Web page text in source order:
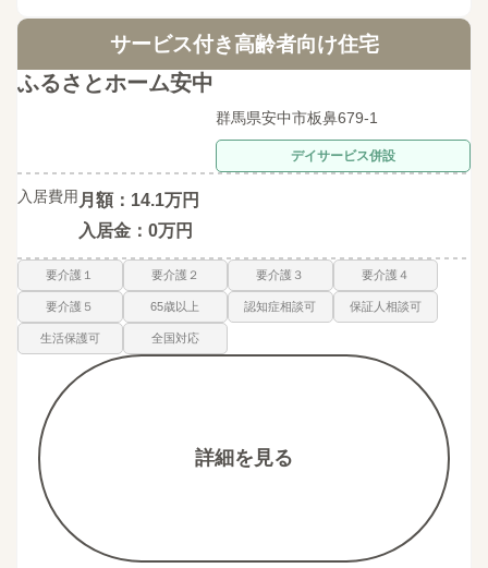
サービス付き高齢者向け住宅
ふるさとホーム安中
群馬県安中市板鼻679-1
デイサービス併設
入居費用 月額：14.1万円
入居金：0万円
要介護１ 要介護２ 要介護３ 要介護４
要介護５ 65歳以上 認知症相談可 保証人相談可
生活保護可 全国対応
詳細を見る